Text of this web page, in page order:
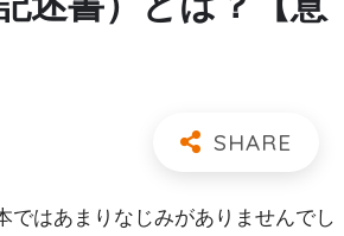
ではあまりなじみがありませんでし